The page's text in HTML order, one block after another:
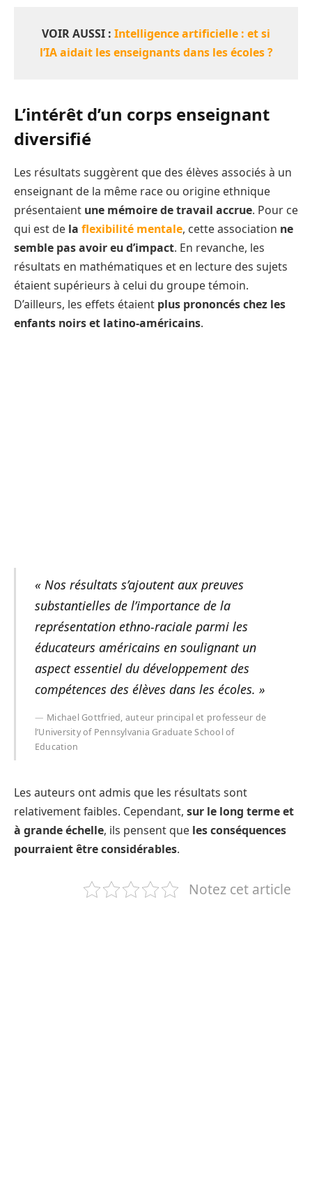
VOIR AUSSI : Intelligence artificielle : et si
l’IA aidait les enseignants dans les écoles ?
L’intérêt d’un corps enseignant
diversifié
Les résultats suggèrent que des élèves associés à un
enseignant de la même race ou origine ethnique
présentaient une mémoire de travail accrue. Pour ce
qui est de la flexibilité mentale, cette association ne
semble pas avoir eu d’impact. En revanche, les
résultats en mathématiques et en lecture des sujets
étaient supérieurs à celui du groupe témoin.
D’ailleurs, les effets étaient plus prononcés chez les
enfants noirs et latino-américains.
« Nos résultats s’ajoutent aux preuves
substantielles de l’importance de la
représentation ethno-raciale parmi les
éducateurs américains en soulignant un
aspect essentiel du développement des
compétences des élèves dans les écoles. »
Michael Gottfried, auteur principal et professeur de
l’University of Pennsylvania Graduate School of
Education
Les auteurs ont admis que les résultats sont
relativement faibles. Cependant, sur le long terme et
à grande échelle, ils pensent que les conséquences
pourraient être considérables.
Notez cet article